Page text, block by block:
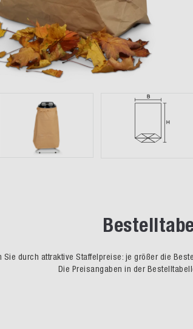
Sie durch attraktive Staffelpreise: je größer die
Die Preisangaben in der